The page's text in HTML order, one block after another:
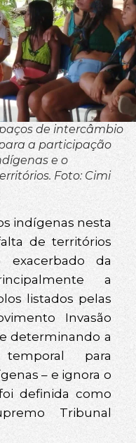
de intercâmbio
a participação
e o
Foto: Cimi
indígenas nesta
de territórios
exacerbado da
a
listados pelas
Invasão
determinando a
para
– e ignora o
definida como
Tribunal